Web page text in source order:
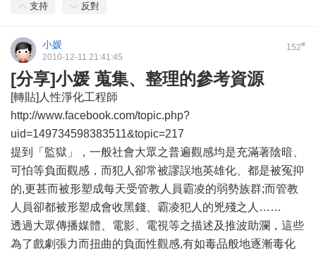
支持 反對
152#
小媛
2010-12-11 21:41:45
[分享]小媛 蒐集、整理的參考資源
[轉貼]人性淨化工程師
http://www.facebook.com/topic.php?
uid=149734598383511&topic=217
提到「監獄」，一般社會大眾之普遍觀感均是充滿著陰暗、
可怕等負面觀感，而犯人卻常被謬誤地英雄化、都是被冤抑
的,更甚而被形塑成每天受管教人員霸凌的弱勢族群;而管教
人員卻都被形塑成會收黑錢、霸凌犯人的兇殘之人……
透過大眾傳播媒體、電影、電視等之描述及推波助瀾，這些
為了戲劇張力而扭曲的負面性觀感,有如毒品般地逐漸毒化